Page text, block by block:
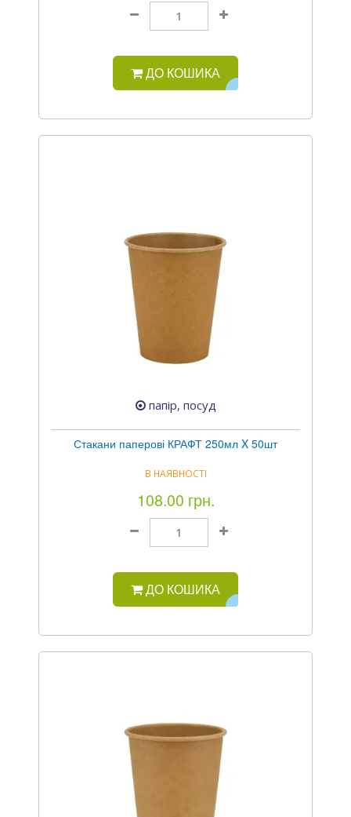
ДО КОШИКА
папір, посуд
Стакани паперові КРАФТ 250мл X 50шт
В НАЯВНОСТІ
108.00 грн.
ДО КОШИКА